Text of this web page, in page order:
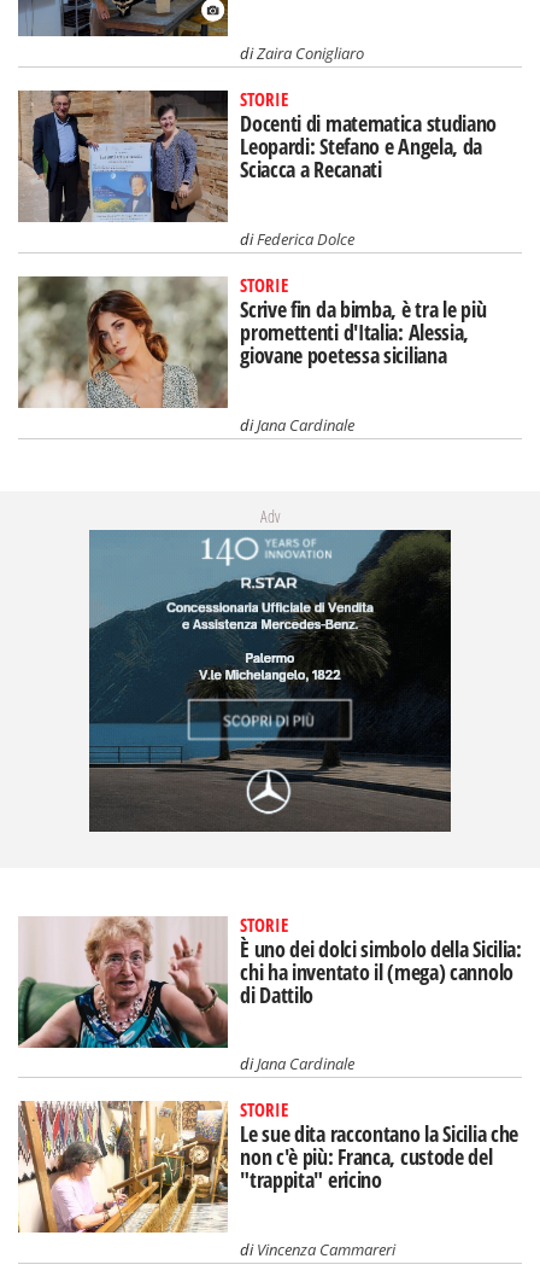
diZaira Conigliaro
STORIE
Docenti di matematica studiano
Leopardi: Stefano e Angela, da
Sciacca a Recanati
diFederica Dolce
STORIE
Scrive fin da bimba, è tra le più
promettenti d'Italia: Alessia,
giovane poetessa siciliana
diJana Cardinale
Adv
STORIE
È uno dei dolci simbolo della Sicilia:
chi ha inventato il (mega) cannolo
di Dattilo
diJana Cardinale
STORIE
Le sue dita raccontano la Sicilia che
non c'è più: Franca, custode del
"trappita" ericino
diVincenza Cammareri